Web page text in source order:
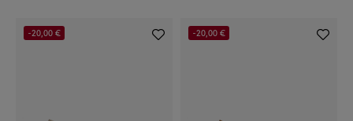
-20,00 € -20,00 €